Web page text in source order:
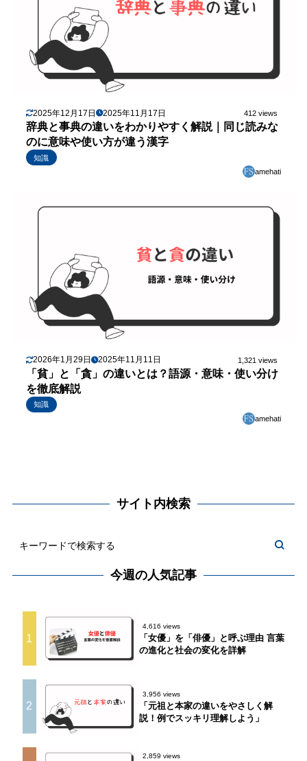
2025年12月17日 2025年11月17日 412 views
辞典と事典の違いをわかりやすく解説｜同じ読みな
のに意味や使い方が違う漢字
知識
amehati
2026年1月29日 2025年11月11日 1,321 views
「貧」と「貪」の違いとは？語源・意味・使い分け
を徹底解説
知識
amehati
サイト内検索
今週の人気記事
1
4,616 views
「女優」を「俳優」と呼ぶ理由 言葉
の進化と社会の変化を詳解
2
3,956 views
「元祖と本家の違いをやさしく解
説！例でスッキリ理解しよう」
2,859 views